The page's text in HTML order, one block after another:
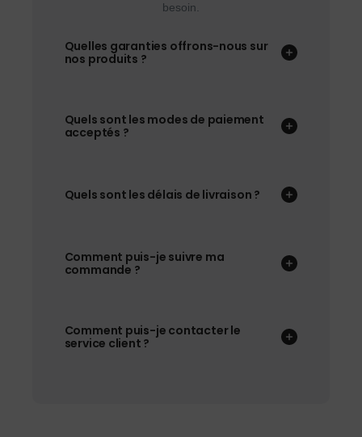
besoin.
Quelles garanties offrons-nous sur
nos produits ?
Quels sont les modes de paiement
acceptés ?
Quels sont les délais de livraison ?
Comment puis-je suivre ma
commande ?
Comment puis-je contacter le
service client ?